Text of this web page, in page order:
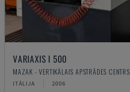
VARIAXIS I 500
MAZAK - VERTIKĀLAIS APSTRĀDES CENTRS
ITĀLIJA 2006